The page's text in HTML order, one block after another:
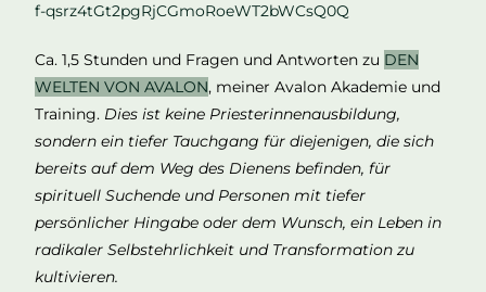
f-qsrz4tGt2pgRjCGmoRoeWT2bWCsQ0Q
Ca. 1,5 Stunden und Fragen und Antworten zu DEN
WELTEN VON AVALON, meiner Avalon Akademie und
Training. Dies ist keine Priesterinnenausbildung,
sondern ein tiefer Tauchgang für diejenigen, die sich
bereits auf dem Weg des Dienens befinden, für
spirituell Suchende und Personen mit tiefer
persönlicher Hingabe oder dem Wunsch, ein Leben in
radikaler Selbstehrlichkeit und Transformation zu
kultivieren.